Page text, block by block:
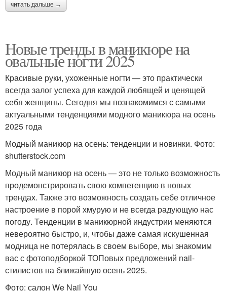
читать дальше →
Новые тренды в маникюре на
овальные ногти 2025
Красивые руки, ухоженные ногти — это практически
всегда залог успеха для каждой любящей и ценящей
себя женщины. Сегодня мы познакомимся с самыми
актуальными тенденциями модного маникюра на осень
2025 года
Модный маникюр на осень: тенденции и новинки. Фото:
shutterstock.com
Модный маникюр на осень — это не только возможность
продемонстрировать свою компетенцию в новых
трендах. Также это возможность создать себе отличное
настроение в порой хмурую и не всегда радующую нас
погоду. Тенденции в маникюрной индустрии меняются
невероятно быстро, и, чтобы даже самая искушенная
модница не потерялась в своем выборе, мы знакомим
вас с фотоподборкой ТОПовых предложений nail-
стилистов на ближайшую осень 2025.
Фото: салон We Nail You